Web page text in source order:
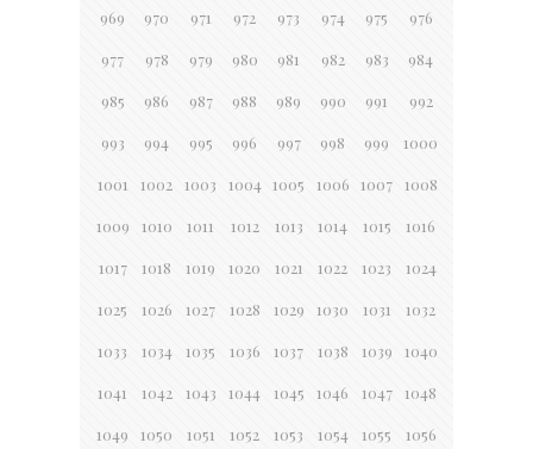
969 970 971 972 973 974 975 976
977 978 979 980 981 982 983 984
985 986 987 988 989 990 991 992
993 994 995 996 997 998 999 1000
1001 1002 1003 1004 1005 1006 1007 1008
1009 1010 1011 1012 1013 1014 1015 1016
1017 1018 1019 1020 1021 1022 1023 1024
1025 1026 1027 1028 1029 1030 1031 1032
1033 1034 1035 1036 1037 1038 1039 1040
1041 1042 1043 1044 1045 1046 1047 1048
1049 1050 1051 1052 1053 1054 1055 1056